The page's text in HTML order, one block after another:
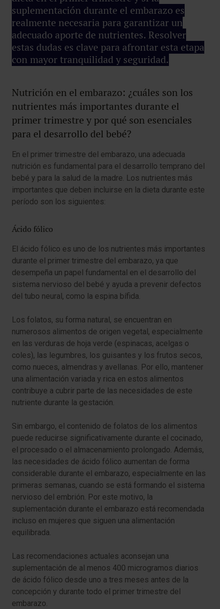
suplementación durante el embarazo es
realmente necesaria para garantizar un
adecuado aporte de nutrientes. Resolver
estas dudas es clave para afrontar esta etapa
con mayor tranquilidad y seguridad.
Nutrición en el embarazo: ¿cuáles son los
nutrientes más importantes durante el
primer trimestre y por qué son esenciales
para el desarrollo del bebé?
En el primer trimestre del embarazo, una adecuada
nutrición es fundamental para el desarrollo temprano del
bebé y para la salud de la madre. Los nutrientes más
importantes que deben incluirse en la dieta durante este
período son los siguientes:
Ácido fólico
El ácido fólico es uno de los nutrientes más importantes
durante el primer trimestre del embarazo, ya que
desempeña un papel fundamental en el desarrollo del
sistema nervioso del bebé y ayuda a prevenir defectos
del tubo neural, como la espina bífida.
Los folatos, su forma natural, se encuentran en
numerosos alimentos de origen vegetal, especialmente
en las verduras de hoja verde (espinacas, acelgas o
coles), las legumbres, los guisantes y los frutos secos,
como nueces, almendras y avellanas. Por ello, mantener
una alimentación variada y rica en estos alimentos
contribuye a cubrir parte de las necesidades de este
nutriente durante la gestación.
Sin embargo, el contenido de folatos de los alimentos
puede reducirse significativamente durante el cocinado,
el procesado o el almacenamiento prolongado. Además,
las necesidades de ácido fólico aumentan de forma
considerable durante el embarazo, especialmente en las
primeras semanas, cuando se está formando el sistema
nervioso del embrión. Por este motivo, la
suplementación durante el embarazo está recomendada
incluso en mujeres que siguen una alimentación
equilibrada.
Las recomendaciones actuales aconsejan una
suplementación de al menos 400 microgramos diarios
de ácido fólico desde uno a tres meses antes de la
concepción y durante todo el primer trimestre del
embarazo.